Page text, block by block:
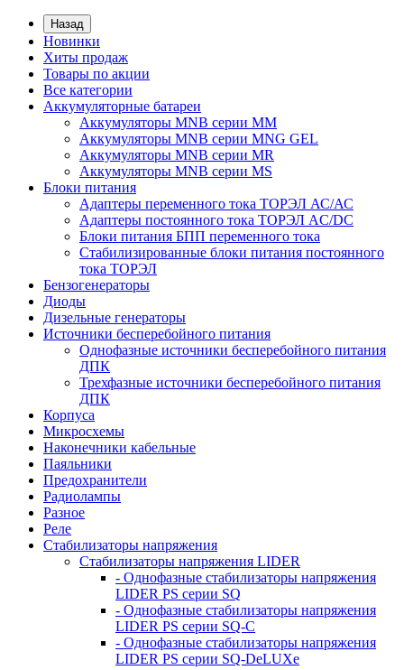
Назад
Новинки
Хиты продаж
Товары по акции
Все категории
Аккумуляторные батареи
Аккумуляторы MNB серии MM
Аккумуляторы MNB серии MNG GEL
Аккумуляторы MNB серии MR
Аккумуляторы MNB серии MS
Блоки питания
Адаптеры переменного тока ТОРЭЛ АС/АС
Адаптеры постоянного тока ТОРЭЛ AC/DC
Блоки питания БПП переменного тока
Стабилизированные блоки питания постоянного
тока ТОРЭЛ
Бензогенераторы
Диоды
Дизельные генераторы
Источники бесперебойного питания
Однофазные источники бесперебойного питания
ДПК
Трехфазные источники бесперебойного питания
ДПК
Корпуса
Микросхемы
Наконечники кабельные
Паяльники
Предохранители
Радиолампы
Разное
Реле
Стабилизаторы напряжения
Стабилизаторы напряжения LIDER
- Однофазные стабилизаторы напряжения
LIDER PS серии SQ
- Однофазные стабилизаторы напряжения
LIDER PS серии SQ-C
- Однофазные стабилизаторы напряжения
LIDER PS серии SQ-DeLUXe